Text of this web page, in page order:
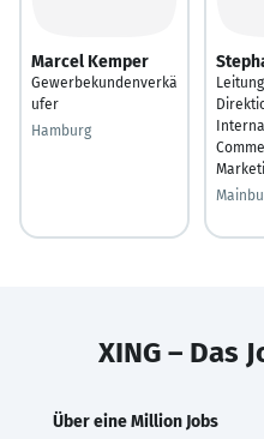
Marcel Kemper
Gewerbekundenverkä
ufer
Hamburg
Leitung
XING – Das
Über eine Million Jobs